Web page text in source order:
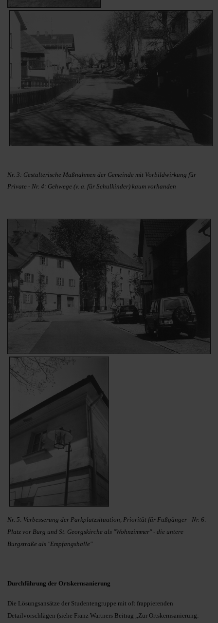
Nr. 3: Gestalterische Maßnahmen der Gemeinde mit Vorbildwirkung für
Private - Nr. 4: Gehwege (v. a. für Schulkinder) kaum vorhanden
Nr. 5: Verbesserung der Parkplatzsituation, Priorität für Fußgänger - Nr. 6:
Platz vor Burg und St. Georgskirche als "Wohnzimmer" - die untere
Burgstraße als "Empfangshalle"
Durchführung der Ortskernsanierung
Die Lösungsansätze der Studentengruppe mit oft frappierenden
Detailvorschlägen (siehe Franz Wartners Beitrag „Zur Ortskernsanierung: